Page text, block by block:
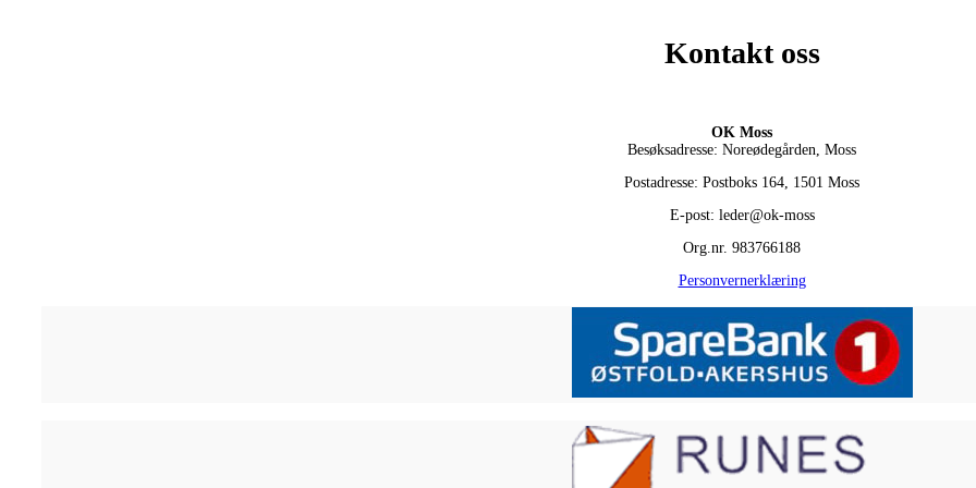
Kontakt oss
OK Moss
Besøksadresse: Noreødegården, Moss
Postadresse: Postboks 164, 1501 Moss
E-post: leder@ok-moss
Org.nr. 983766188
Personvernerklæring